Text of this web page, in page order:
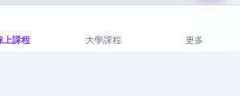
上課程 大學課程 更多